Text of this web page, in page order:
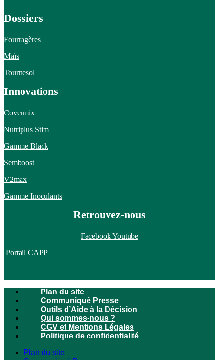
Dossiers
Fourragères
Maïs
Tournesol
Innovations
Covermix
Nutriplus Stim
Gamme Black
Semboost
V2max
Gamme Inoculants
Retrouvez-nous
FacebookYoutube
Portail CAPP
Plan du site
Communiqué Presse
Outils d’Aide à la Décision
Qui sommes-nous ?
CGV et Mentions Légales
Politique de confidentialité
Plan du site